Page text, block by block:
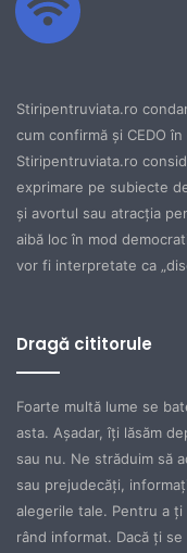
Stiripentruviata.ro
cum confirmă şi CEDO
Stiripentruviata.ro
exprimare pe subiecte
şi avortul sau atracţia
aibă loc în mod
vor fi interpretate ca
Dragă cititorule
Foarte multă lume se
asta. Aşadar, îţi lăsăm
sau nu. Ne străduim să
sau prejudecăţi,
alegerile tale. Pentru a
rând informat. Dacă ţi